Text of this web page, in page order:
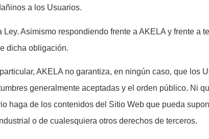
a los Usuarios.
Asimismo respondiendo frente a AKELA y frente a
dicha obligación.
AKELA no garantiza, en ningún caso, que los
generalmente aceptadas y el orden público. Ni
haga de los contenidos del Sitio Web que pueda
o de cualesquiera otros derechos de terceros.